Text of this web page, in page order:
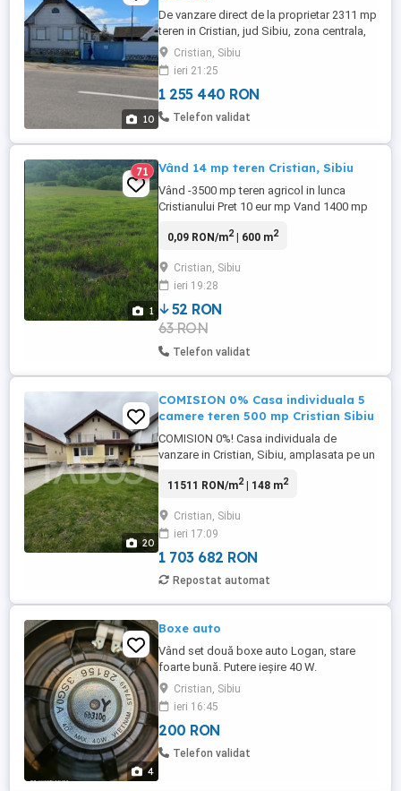
10
De vanzare direct de la proprietar 2311 mp
teren in Cristian, jud Sibiu, zona centrala,
cu deschidere la strada asfaltata de 20 ml
deschiderea creste pe masura ce se
inainteza spre fundal- lungime cca. 100
ml; bransat la utilitati complet: apa si
canalizare retea comunala, plus fantana
Cristian, Sibiu
ieri 21:25
1 255 440 RON
Telefon validat
1
71 Vând 14 mp teren Cristian, Sibiu
Vând -3500 mp teren agricol in lunca
Cristianului Pret 10 eur mp Vand 1400 mp
cabane Valea Mărului , langa ,, zona sub
dezvoltare,accesul se face pe sub
autostrada. Pret 27 eur mp -5400 mp teren
agricol la ieșire din ...
0,09 RON/m2| 600 m2
Cristian, Sibiu
ieri 19:28
52 RON
63 RON
Telefon validat
20
COMISION 0% Casa individuala 5
camere teren 500 mp Cristian Sibiu
COMISION 0%! Casa individuala de
vanzare in Cristian, Sibiu, amplasata pe un
intre confort, eficienta si un strop de
doreste un camin "sanatos", bine construit
si pregatit sa ofere tot ce e mai important:
siguranta, ...
11511 RON/m2| 148 m2
Cristian, Sibiu
ieri 17:09
1 703 682 RON
Repostat automat
4
Boxe auto
Vând set două boxe auto Logan, stare
foarte bună. Putere ieșire 40 W.
Cristian, Sibiu
ieri 16:45
200 RON
Telefon validat